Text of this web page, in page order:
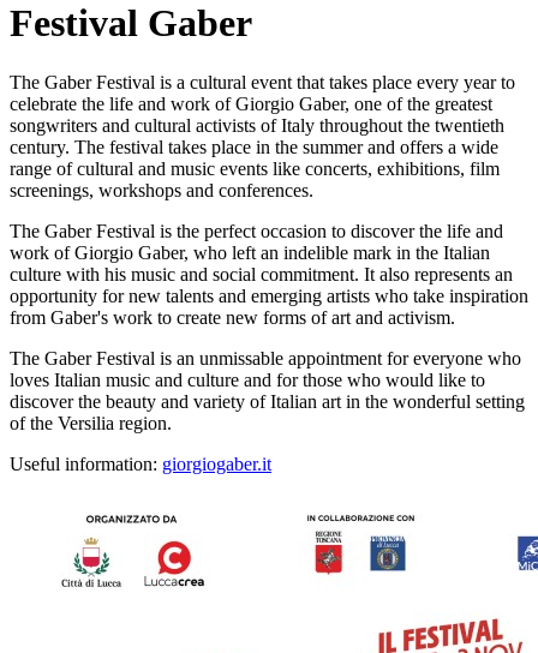
Festival Gaber
The Gaber Festival is a cultural event that takes place every year to
celebrate the life and work of Giorgio Gaber, one of the greatest
songwriters and cultural activists of Italy throughout the twentieth
century. The festival takes place in the summer and offers a wide
range of cultural and music events like concerts, exhibitions, film
screenings, workshops and conferences.
The Gaber Festival is the perfect occasion to discover the life and
work of Giorgio Gaber, who left an indelible mark in the Italian
culture with his music and social commitment. It also represents an
opportunity for new talents and emerging artists who take inspiration
from Gaber's work to create new forms of art and activism.
The Gaber Festival is an unmissable appointment for everyone who
loves Italian music and culture and for those who would like to
discover the beauty and variety of Italian art in the wonderful setting
of the Versilia region.
Useful information: giorgiogaber.it